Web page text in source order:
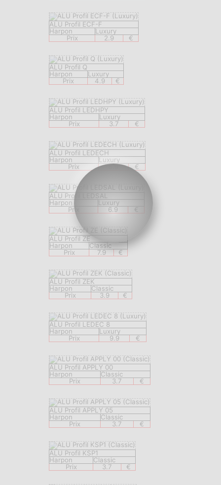
ALU Profil ECF-F
Harpon
Luxury
Prix
2.9 €
ALU Profil Q
Harpon
Luxury
Prix
4.9 €
ALU Profil LEDHPY
Harpon
Luxury
Prix
3.7 €
ALU Profil LEDECH
Harpon
Luxury
Prix
8.9 €
ALU Profil LEDSAL
Harpon
Luxury
Prix
6.9 €
ALU Profil ZE
Harpon
Classic
Prix
7.9 €
ALU Profil ZEK
Harpon
Classic
Prix
3.9 €
ALU Profil LEDEC 8
Harpon
Luxury
Prix
9.9 €
ALU Profil APPLY 00
Harpon
Classic
Prix
3.7 €
ALU Profil APPLY 05
Harpon
Classic
Prix
3.7 €
ALU Profil KSP1
Harpon
Classic
Prix
3.7 €